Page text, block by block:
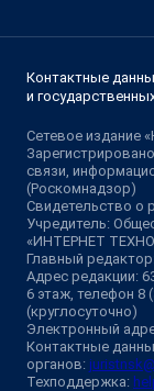
Контактные
и
Сетевое издание
связи,
(Роскомнадзор)
Свидетельство о
Учредитель:
«ИНТЕРНЕТ
Главный
Адрес редакции:
6 этаж, телефон 8
(круглосуточно)
Электронный
Контактные
органов:
Техподдержка: